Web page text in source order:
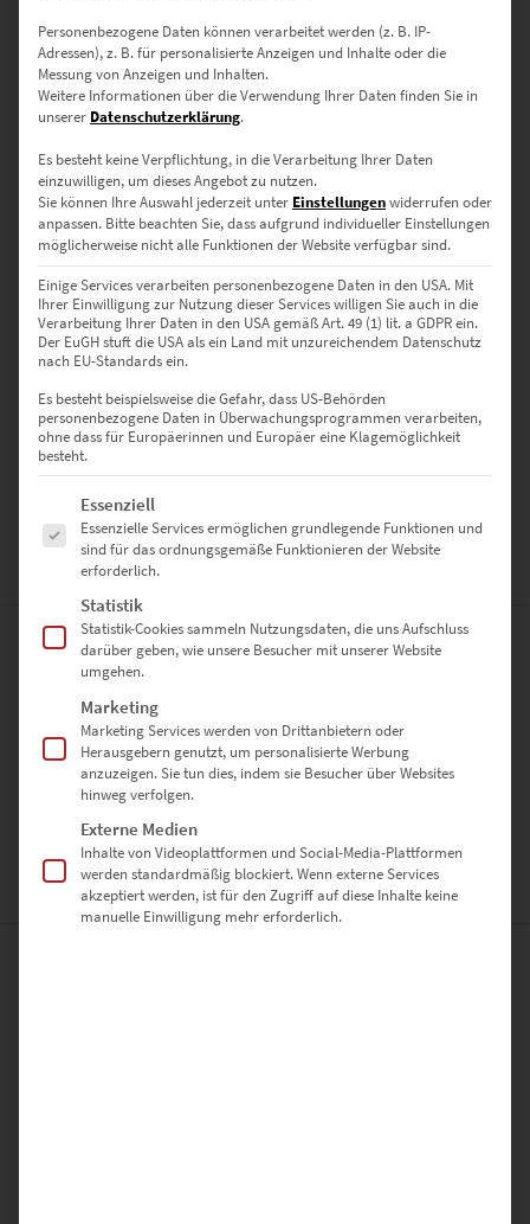
▪ 135 × 90 cm – Galeriecharakter für Ausstellungen
▪ 150 × 100 cm – Für echte Statements an großen Wänden
🔹 Sondergrößen gesucht? Kein Problem – nutze unser
Darum Hochwertige-Wandbilder.de
✅ Exklusive Motive, brillante Druckqualität
✅ Verschiedene Ausführungen & Größen wählbar
✅ Aufhängung je nach Variante inklusive
✅ Schnelle, sichere Lieferung bis an die Haustür
✅ Auch als Geschenk oder für gewerbliche Räume bestens geeignet
Jetzt EZ01099 Konrad-Adenauer-Platz At the Speed of Light Vol II
entdecken – dein urbaner Blickfang für moderne Raumgestaltung
mit kraftvollem Farbkontrast.
ZUSÄTZLICHE INFORMATIONEN
PRODUKT BESONDERHEITEN
AUSFÜHRUNG
Poster, Leinwand auf Keilrahmen, Acrylglas
30 x 20 cm, 45 x 30 cm, 60 x 40 cm, 75 x 50 cm, 90 x 60 cm, 120 x 80
cm, 135 x 90 cm, 150 x 100 cm
BEWERTUNGEN (0)
Personenbezogene Daten können verarbeitet werden (z. B. IP-
Adressen), z. B. für personalisierte Anzeigen und Inhalte oder die
Messung von Anzeigen und Inhalten.
Weitere Informationen über die Verwendung Ihrer Daten finden Sie in
unserer Datenschutzerklärung.
Es besteht keine Verpflichtung, in die Verarbeitung Ihrer Daten
einzuwilligen, um dieses Angebot zu nutzen.
Sie können Ihre Auswahl jederzeit unter Einstellungenwiderrufen oder
anpassen. Bitte beachten Sie, dass aufgrund individueller Einstellungen
möglicherweise nicht alle Funktionen der Website verfügbar sind.
Einige Services verarbeiten personenbezogene Daten in den USA. Mit
Ihrer Einwilligung zur Nutzung dieser Services willigen Sie auch in die
Verarbeitung Ihrer Daten in den USA gemäß Art. 49 (1) lit. a GDPR ein.
Der EuGH stuft die USA als ein Land mit unzureichendem Datenschutz
nach EU-Standards ein.
Es besteht beispielsweise die Gefahr, dass US-Behörden
personenbezogene Daten in Überwachungsprogrammen verarbeiten,
ohne dass für Europäerinnen und Europäer eine Klagemöglichkeit
besteht.
Es folgt eine Liste der Service-Gruppen, für die eine Einwilligung
Essenziell
Essenzielle Services ermöglichen grundlegende Funktionen und
sind für das ordnungsgemäße Funktionieren der Website
erforderlich.
Statistik
Statistik-Cookies sammeln Nutzungsdaten, die uns Aufschluss
darüber geben, wie unsere Besucher mit unserer Website
umgehen.
Marketing
Marketing Services werden von Drittanbietern oder
Herausgebern genutzt, um personalisierte Werbung
anzuzeigen. Sie tun dies, indem sie Besucher über Websites
hinweg verfolgen.
Externe Medien
Inhalte von Videoplattformen und Social-Media-Plattformen
werden standardmäßig blockiert. Wenn externe Services
akzeptiert werden, ist für den Zugriff auf diese Inhalte keine
manuelle Einwilligung mehr erforderlich.